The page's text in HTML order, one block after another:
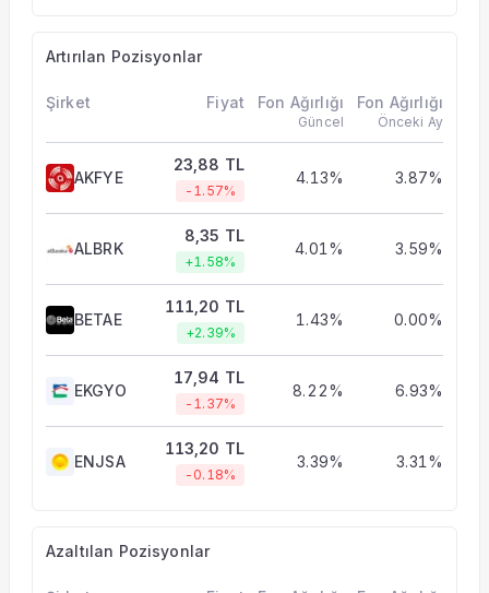
Artırılan Pozisyonlar
Şirket Fiyat Fon Ağırlığı
Güncel
Fon Ağırlığı
Önceki Ay
AKFYE
23,88 TL
-1.57%
4.13% 3.87%
ALBRK
8,35 TL
+1.58%
4.01% 3.59%
BETAE
111,20 TL
+2.39%
1.43% 0.00%
EKGYO
17,94 TL
-1.37%
8.22% 6.93%
ENJSA
113,20 TL
-0.18%
3.39% 3.31%
Azaltılan Pozisyonlar